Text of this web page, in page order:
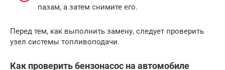
пазам, а затем снимите его.
Перед тем, как выполнить замену, следует проверить
узел системы топливоподачи.
Как проверить бензонасос на автомобиле